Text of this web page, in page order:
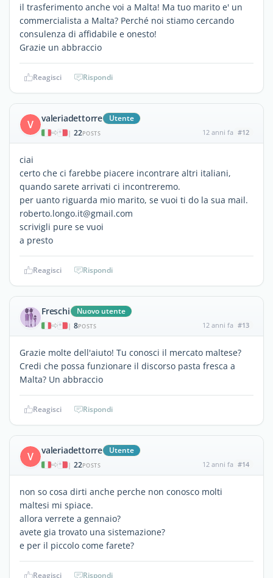
il trasferimento anche voi a Malta! Ma tuo marito e' un
commercialista a Malta? Perché noi stiamo cercando
consulenza di affidabile e onesto!
Grazie un abbraccio
Reagisci Rispondi
V valeriadettorre Utente
| 22POSTS 12 anni fa #12
ciai
certo che ci farebbe piacere incontrare altri italiani,
quando sarete arrivati ci incontreremo.
per uanto riguarda mio marito, se vuoi ti do la sua mail.
roberto.longo.it@gmail.com
scrivigli pure se vuoi
a presto
Reagisci Rispondi
Freschi Nuovo utente
| 8POSTS 12 anni fa #13
Grazie molte dell'aiuto! Tu conosci il mercato maltese?
Credi che possa funzionare il discorso pasta fresca a
Malta? Un abbraccio
Reagisci Rispondi
V valeriadettorre Utente
| 22POSTS 12 anni fa #14
non so cosa dirti anche perche non conosco molti
maltesi mi spiace.
allora verrete a gennaio?
avete gia trovato una sistemazione?
e per il piccolo come farete?
Reagisci Rispondi